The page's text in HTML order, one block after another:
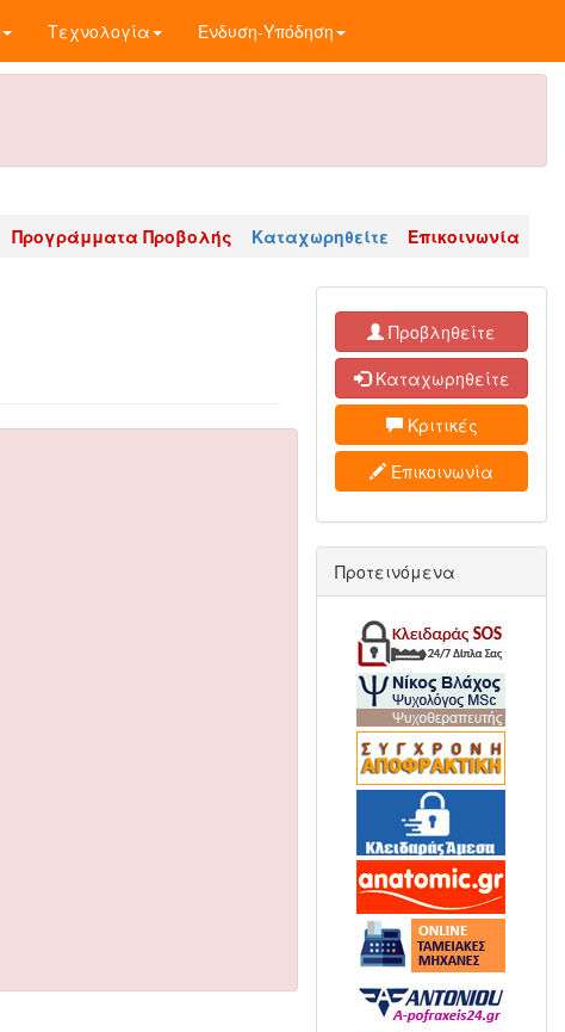
Τεχνολογία Ένδυση-Υπόδηση
Προγράμματα Προβολής Καταχωρηθείτε Επικοινωνία
Προβληθείτε
Καταχωρηθείτε
Κριτικές
Επικοινωνία
Προτεινόμενα